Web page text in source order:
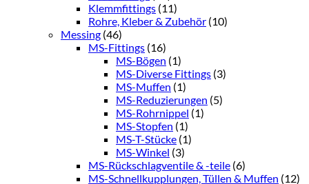
Klemmfittings (11)
Rohre, Kleber & Zubehör (10)
Messing (46)
MS-Fittings (16)
MS-Bögen (1)
MS-Diverse Fittings (3)
MS-Muffen (1)
MS-Reduzierungen (5)
MS-Rohrnippel (1)
MS-Stopfen (1)
MS-T-Stücke (1)
MS-Winkel (3)
MS-Rückschlagventile & -teile (6)
MS-Schnellkupplungen, Tüllen & Muffen (12)